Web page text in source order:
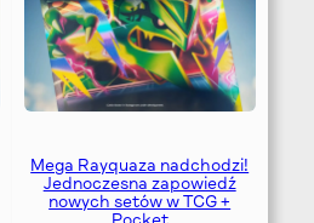
Mega Rayquaza nadchodzi!
Jednoczesna zapowiedź
nowych setów w TCG +